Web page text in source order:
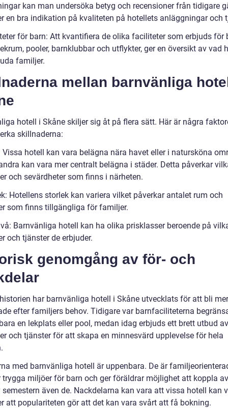
kan man undersöka betyg och recensioner från tidigare
en bra indikation på kvaliteten på hotellets anläggningar och
för barn: Att kvantifiera de olika faciliteter som erbjuds för
pooler, barnklubbar och utflykter, ger en översikt av vad
familjer.
mellan barnvänliga
hotell i Skåne skiljer sig åt på flera sätt. Här är några
skillnaderna:
Vissa hotell kan vara belägna nära havet eller i natursköna
kan vara mer centralt belägna i städer. Detta påverkar
och sevärdheter som finns i närheten.
Hotellens storlek kan variera vilket påverkar antalet rum och
som finns tillgängliga för familjer.
Barnvänliga hotell kan ha olika prisklasser beroende på
och tjänster de erbjuder.
genomgång av för- och
har barnvänliga hotell i Skåne utvecklats för att bli mer
efter familjers behov. Tidigare var barnfaciliteterna
en lekplats eller pool, medan idag erbjuds ett brett utbud av
och tjänster för att skapa en minnesvärd upplevelse för hela
med barnvänliga hotell är uppenbara. De är
trygga miljöer för barn och ger föräldrar möjlighet att koppla
även de. Nackdelarna kan vara att vissa hotell kan
att populariteten gör att det kan vara svårt att få bokning.